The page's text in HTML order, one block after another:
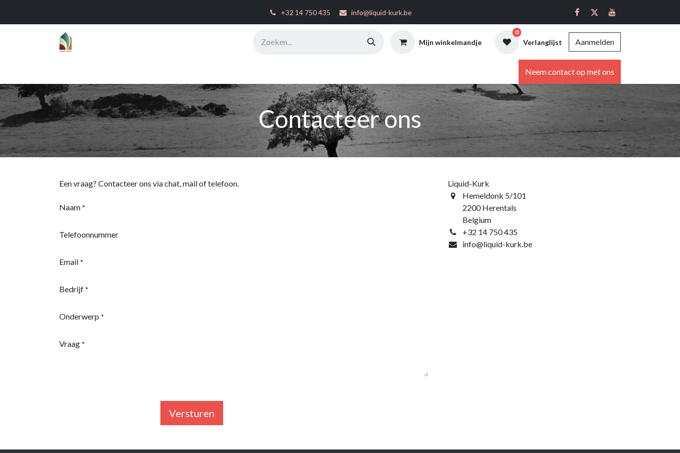
+32 14 750 435 info@liquid-kurk.be
Mijn winkelmandje
0
Verlanglijst Aanmelden
Neem contact op met ons
Contacteer ons
Een vraag? Contacteer ons via chat, mail of telefoon.
Naam *
Telefoonnummer
Email *
Bedrijf *
Onderwerp *
Vraag *
Versturen
Liquid-Kurk
Hemeldonk 5/101
2200 Herentals
Belgium
+32 14 750 435
info@liquid-kurk.be